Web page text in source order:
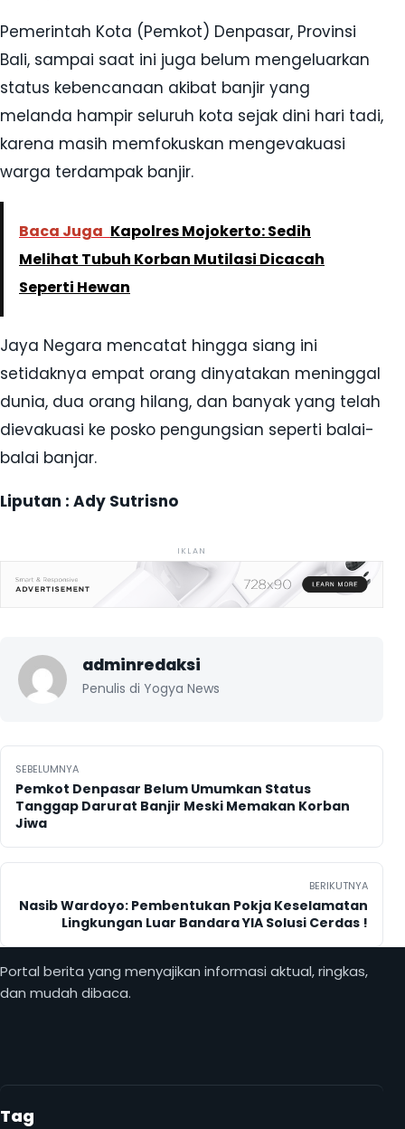
Pemerintah Kota (Pemkot) Denpasar, Provinsi
Bali, sampai saat ini juga belum mengeluarkan
status kebencanaan akibat banjir yang
melanda hampir seluruh kota sejak dini hari tadi,
karena masih memfokuskan mengevakuasi
warga terdampak banjir.
Baca Juga Kapolres Mojokerto: Sedih
Melihat Tubuh Korban Mutilasi Dicacah
Seperti Hewan
Jaya Negara mencatat hingga siang ini
setidaknya empat orang dinyatakan meninggal
dunia, dua orang hilang, dan banyak yang telah
dievakuasi ke posko pengungsian seperti balai-
balai banjar.
Liputan : Ady Sutrisno
IKLAN
adminredaksi
Penulis di Yogya News
Navigasi pos
SEBELUMNYA
Pemkot Denpasar Belum Umumkan Status
Tanggap Darurat Banjir Meski Memakan Korban
Jiwa
BERIKUTNYA
Nasib Wardoyo: Pembentukan Pokja Keselamatan
Lingkungan Luar Bandara YIA Solusi Cerdas !
Portal berita yang menyajikan informasi aktual, ringkas,
dan mudah dibaca.
Tag